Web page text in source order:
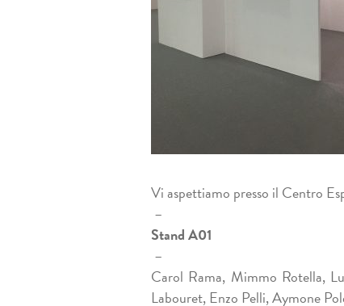
Vi aspettiamo presso il Centro
–
Stand A01
–
Carol Rama, Mimmo Rotella,
Labouret, Enzo Pelli, Aymone